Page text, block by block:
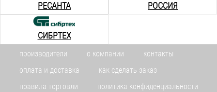
РЕСАНТА РОССИЯ
СИБРТЕХ
производители о компании
контакты
оплата и доставка
как сделать заказ
правила торговли
политика конфиденциальности